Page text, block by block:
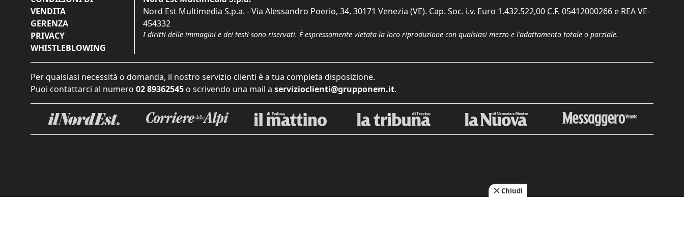
VENDITA
GERENZA
PRIVACY
WHISTLEBLOWING
Nord Est Multimedia S.p.a. - Via Alessandro Poerio, 34, 30171 Venezia (VE). Cap. Soc. i.v. Euro 1.432.522,00 C.F. 05412000266 e REA VE-
454332
I diritti delle immagini e dei testi sono riservati. È espressamente vietata la loro riproduzione con qualsiasi mezzo e l'adattamento totale o parziale.
Per qualsiasi necessità o domanda, il nostro servizio clienti è a tua completa disposizione.
Puoi contattarci al numero 02 89362545 o scrivendo una mail a servizioclienti@grupponem.it.
Chiudi